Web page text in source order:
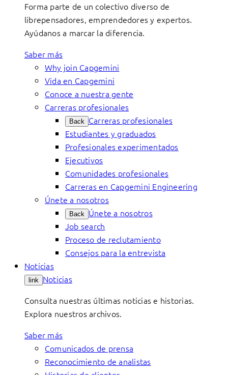
Forma parte de un colectivo diverso de
librepensadores, emprendedores y expertos.
Ayúdanos a marcar la diferencia.
Saber más
Why join Capgemini
Vida en Capgemini
Conoce a nuestra gente
Carreras profesionales
Back Carreras profesionales
Estudiantes y graduados
Profesionales experimentados
Ejecutivos
Comunidades profesionales
Carreras en Capgemini Engineering
Únete a nosotros
Back Únete a nosotros
Job search
Proceso de reclutamiento
Consejos para la entrevista
Noticias
link Noticias
Consulta nuestras últimas noticias e historias.
Explora nuestros archivos.
Saber más
Comunicados de prensa
Reconocimiento de analistas